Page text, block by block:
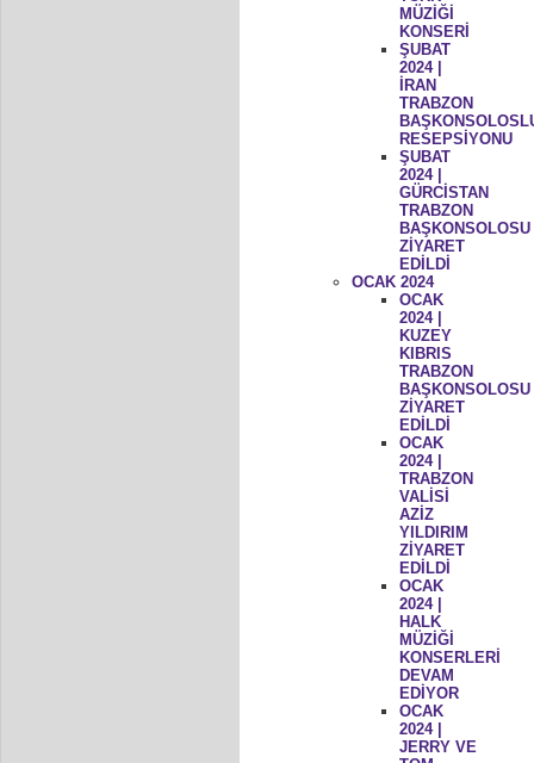
MÜZİĞİ
KONSERİ
ŞUBAT
2024 |
İRAN
TRABZON
RESEPSİYONU
ŞUBAT
2024 |
GÜRCİSTAN
TRABZON
BAŞKONSOLOSU
ZİYARET
EDİLDİ
OCAK 2024
OCAK
2024 |
KUZEY
KIBRIS
TRABZON
BAŞKONSOLOSU
ZİYARET
EDİLDİ
OCAK
2024 |
TRABZON
VALİSİ
AZİZ
YILDIRIM
ZİYARET
EDİLDİ
OCAK
2024 |
HALK
MÜZİĞİ
KONSERLERİ
DEVAM
EDİYOR
OCAK
2024 |
JERRY VE